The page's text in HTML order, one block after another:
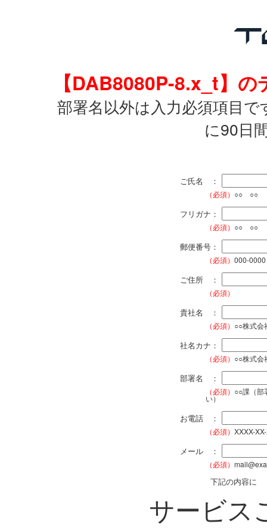
【DAB8080P-8.x_t】
部署名以外は入力必須項目
に90日
ご氏名 ：
（必須） ○○ ○○
フリガナ：
（必須） ○○ ○○
郵便番号：
（必須） 000-0000
ご住所 ：
（必須）
貴社名 ：
（必須） ○○株式会
社名カナ：
（必須） ○○株式会
部署名 ：
（必須） ○○課（部
い）
お電話 ：
（必須） XXXX-
メール ：
（必須）
下記の内容に
サービス